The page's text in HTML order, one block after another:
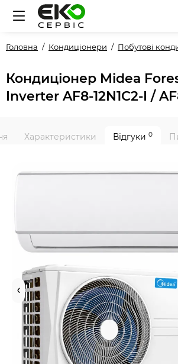
Головна Кондиціонери Побутові
Кондиціонер Midea
Inverter AF8-12N1C2-I /
Характеристики Відгуки 0